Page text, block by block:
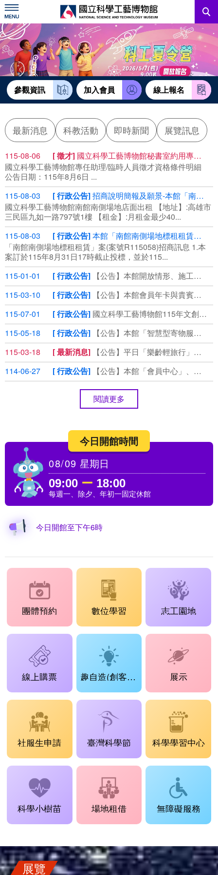
跳
到
主
要
內
容
訊息公告
參觀資訊
教育資源
網站服務
關於我們
English
參觀資訊 加入會員 線上報名
最新消息 科教活動 即時新聞 展覽訊息
115-08-06 徵才 國立科學工藝博物館秘書室約用專任助理
國立科學工藝博物館專任助理/臨時人員徵才資格條件明細
公告日期：115年8月6日 ...
115-08-03
行政公告 招商說明簡報及願景-本館「南館南側場地標租租賃」案(案號R115058)
國立科學工藝博物館南館南側場地店面出租 【地址】:高雄市
三民區九如一路797號1樓 【租金】:月租金最少40...
115-08-03
行政公告 本館「南館南側場地標租租賃」案(案號R115058)第3次公告，⾃115年8月3日起公開領標
「南館南側場地標租租賃」案(案號R115058)招商訊息 1.本
案訂於115年8⽉31⽇17時截⽌投標，並於115...
115-01-01
行政公告
【公告】本館開放情形、施工管制通報
115-03-10
行政公告
【公告】本館會員年卡與貴賓券使用期限延長說明
115-07-01
行政公告 國立科學工藝博物館115年文創商品徵選
115-05-18
行政公告
【公告】本館「智慧型寄物服務」說明
115-03-18
最新消息
【公告】平日「樂齡輕旅行」套裝優惠，即刻預約！
114-06-27
行政公告 【公告】本館「會員中心」、「掌握科工」個資保存期限說明
閱讀更多
今日開館時間
08/09 星期日
09:00 ー 18:00
每週一、除夕、年初一固定休館
今日開館至下午6時
團體預約 數位學習 志工園地
線上購票 趣自造(創客工場) 展示
社服生申請 臺灣科學節 科學學習中心
科學小樹苗 場地租借 無障礙服務
展覽